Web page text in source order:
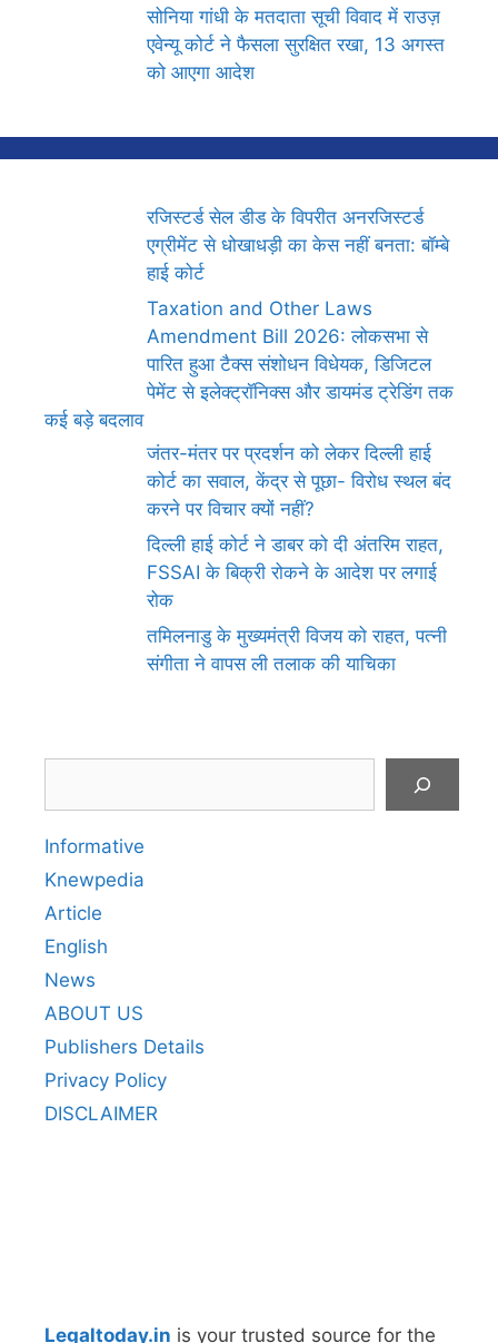
सोनिया गांधी के मतदाता सूची विवाद में राउज़
एवेन्यू कोर्ट ने फैसला सुरक्षित रखा, 13 अगस्त
को आएगा आदेश
रजिस्टर्ड सेल डीड के विपरीत अनरजिस्टर्ड
एग्रीमेंट से धोखाधड़ी का केस नहीं बनता: बॉम्बे
हाई कोर्ट
Taxation and Other Laws
Amendment Bill 2026: लोकसभा से
पारित हुआ टैक्स संशोधन विधेयक, डिजिटल
पेमेंट से इलेक्ट्रॉनिक्स और डायमंड ट्रेडिंग तक
कई बड़े बदलाव
जंतर-मंतर पर प्रदर्शन को लेकर दिल्ली हाई
कोर्ट का सवाल, केंद्र से पूछा- विरोध स्थल बंद
करने पर विचार क्यों नहीं?
दिल्ली हाई कोर्ट ने डाबर को दी अंतरिम राहत,
FSSAI के बिक्री रोकने के आदेश पर लगाई
रोक
तमिलनाडु के मुख्यमंत्री विजय को राहत, पत्नी
संगीता ने वापस ली तलाक की याचिका
Informative
Knewpedia
Article
English
News
ABOUT US
Publishers Details
Privacy Policy
DISCLAIMER
Legaltoday.in is your trusted source for the